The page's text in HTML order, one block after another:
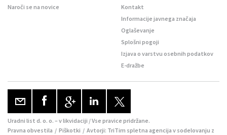
Naroči se na novice
Kontakt
Informacije javnega značaja
Oglaševanje
Splošni pogoji
Izjava o varstvu osebnih podatkov
E-dražbe
Uradni list d. o. o. – v likvidaciji / Vse pravice pridržane.
Pravna obvestila / Piškotki / Avtorji: TriTim spletna agencija v sodelovanju z